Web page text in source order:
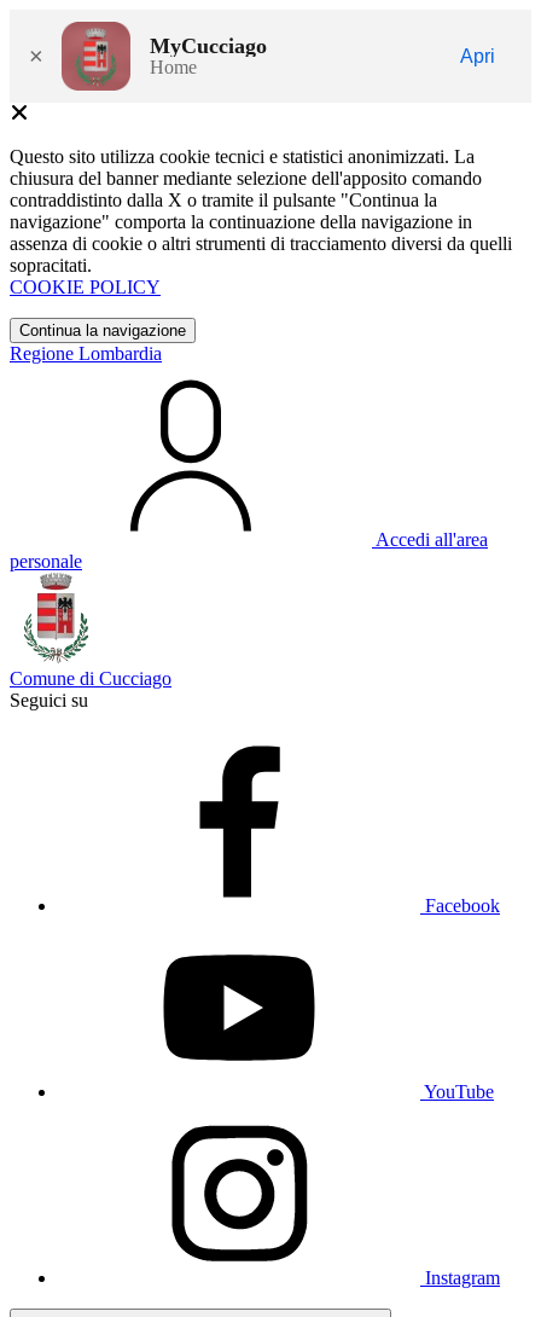
× MyCucciago
Home
Apri
Questo sito utilizza cookie tecnici e statistici anonimizzati. La
chiusura del banner mediante selezione dell'apposito comando
contraddistinto dalla X o tramite il pulsante "Continua la
navigazione" comporta la continuazione della navigazione in
assenza di cookie o altri strumenti di tracciamento diversi da quelli
sopracitati.
COOKIE POLICY
Continua la navigazione
Regione Lombardia
Accedi all'area
personale
Comune di Cucciago
Seguici su
Facebook
YouTube
Instagram